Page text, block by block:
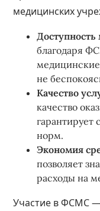
медицинских
благодаря
медицинские
не
Качество
качество
гарантирует
норм.
Экономия
позволяет
расходы на
Участие в ФСМС —